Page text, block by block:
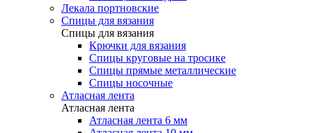
Лекала портновские
Спицы для вязания
Спицы для вязания
Крючки для вязания
Спицы круговые на тросике
Спицы прямые металлические
Спицы носочные
Атласная лента
Атласная лента
Атласная лента 6 мм